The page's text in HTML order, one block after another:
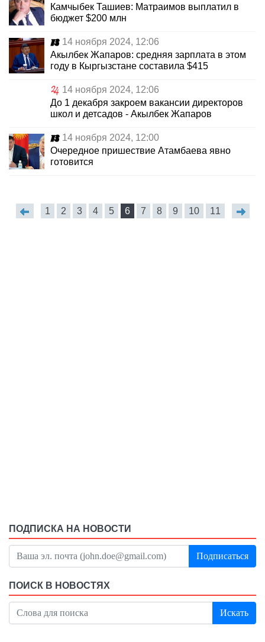
Камчыбек Ташиев: Матраимов выплатил в
бюджет $200 млн
14 ноября 2024, 12:06
Акылбек Жапаров: средняя зарплата в этом
году в Кыргызстане составила $415
14 ноября 2024, 12:06
До 1 декабря закроем вакансии директоров
школ и детсадов - Акылбек Жапаров
14 ноября 2024, 12:00
Очередное пришествие Атамбаева явно
готовится
1 2 3 4 5 6 7 8 9 10 11
ПОДПИСКА НА НОВОСТИ
Подписаться
ПОИСК В НОВОСТЯХ
Искать